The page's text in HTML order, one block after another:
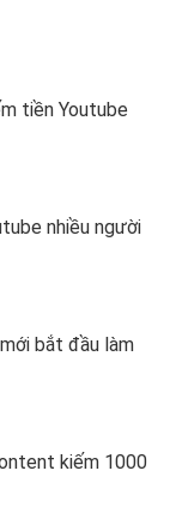
tiền Youtube
nhiều người
bắt đầu làm
kiếm 1000